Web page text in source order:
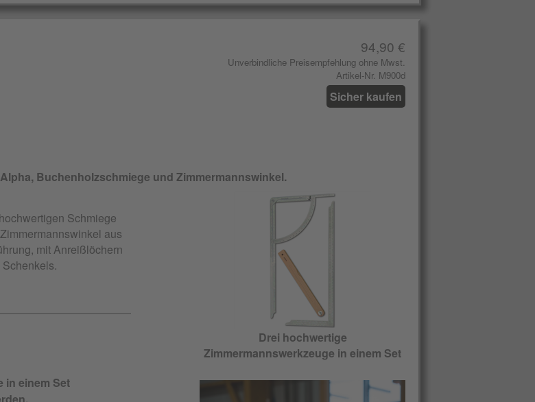
94,90 €
Unverbindliche Preisempfehlung ohne Mwst.
Artikel-Nr. M900d
Sicher kaufen
Buchenholzschmiege und Zimmermannswinkel.
Schmiege
aus
mit Anreißlöchern
in einem Set
Drei hochwertige
Zimmermannswerkzeuge in einem Set